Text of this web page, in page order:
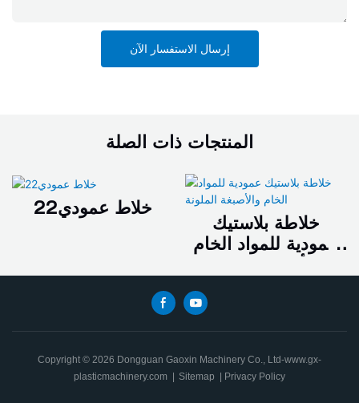
إرسال الاستفسار الآن
المنتجات ذات الصلة
خلاط عمودي22
خلاطة بلاستيك
عمودية للمواد الخام
Copyright © 2026 Dongguan Gaoxin Machinery Co., Ltd-www.gx-
plasticmachinery.com | Sitemap | Privacy Policy